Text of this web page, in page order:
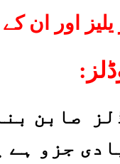
یلیز اور ان
صابن
جزو ہے